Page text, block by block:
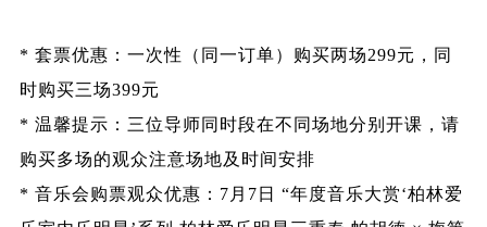
* 套票优惠：一次性（同一订单）购买两场299元，同
时购买三场399元
* 温馨提示：三位导师同时段在不同场地分别开课，请
购买多场的观众注意场地及时间安排
* 音乐会购票观众优惠：7月7日 “年度音乐大赏‘柏林爱